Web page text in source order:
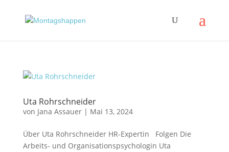
Uta Rohrschneider
von Jana Assauer| Mai 13, 2024
Über Uta Rohrschneider HR-Expertin Folgen Die
Arbeits- und Organisationspsychologin Uta